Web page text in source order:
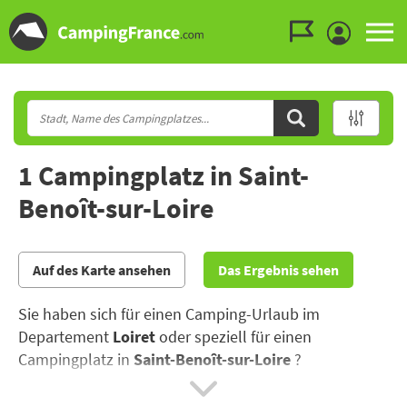
1 Campingplatz in Saint-
Benoît-sur-Loire
Auf des Karte ansehen Das Ergebnis sehen
Sie haben sich für einen Camping-Urlaub im
Departement Loiretoder speziell für einen
Campingplatz in Saint-Benoît-sur-Loire ?